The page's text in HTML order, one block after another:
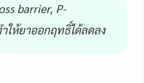
barrier, P-
ให้ยาออกฤทธิ์ได้ลดลง